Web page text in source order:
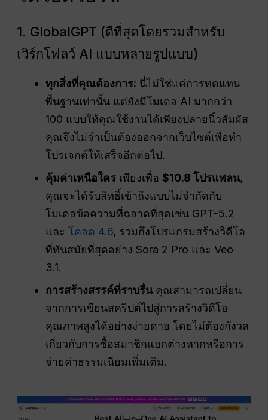
1. GlobalGPT (ดีที่สุดโดยรวมสำหรับ
เวิร์กโฟลว์ AI แบบหลายรูปแบบ)
ทุกสิ่งที่คุณต้องการ: นี่ไม่ใช่แค่การทดแทน
พื้นฐานเท่านั้น แต่ยังมีโมเดล AI มากกว่า
100 แบบให้คุณใช้งานได้เพียงปลายนิ้วสัมผัส
คุณจึงไม่จำเป็นต้องออกจากเว็บไซต์เพื่อทำ
โปรเจกต์ให้เสร็จอีกต่อไป.
คุ้มค่าเหนือใคร เพียงเพื่อ$10.8 โปรแพลน,
คุณจะได้รับสิทธิ์เข้าถึงแบบไม่จำกัดกับ
โมเดลข้อความที่ฉลาดที่สุดเช่น GPT-5.2
และโคลด 4.6, รวมถึงโปรแกรมสร้างวิดีโอ
ที่ทันสมัยที่สุดอย่าง Sora 2 Pro และ Veo
3.1.
การสร้างสรรค์ที่ราบรื่นคุณสามารถเปลี่ยน
จากการเขียนสคริปต์ไปสู่การสร้างวิดีโอ
คุณภาพสูงได้อย่างง่ายดาย โดยไม่ต้องกังวล
เกี่ยวกับการซื้อสมาชิกแยกต่างหากหรือการ
จ่ายค่าธรรมเนียมเพิ่มเติม.